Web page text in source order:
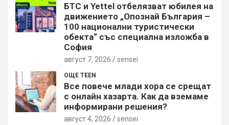
БТС и Yettel отбелязват юбилея на
движението „Опознай България –
100 национални туристически
обекта“ със специална изложба в
София
август 7, 2026 sensei
ОЩЕ TEEN
Все повече млади хора се срещат
с онлайн хазарта. Как да вземаме
информирани решения?
август 4, 2026 sensei